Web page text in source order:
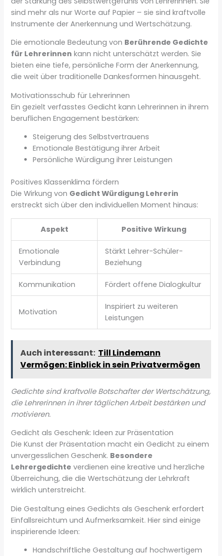
sind mehr als nur Worte auf Papier – sie sind kraftvolle
Instrumente der Anerkennung und Wertschätzung.
Die emotionale Bedeutung von Berührende Gedichte
für Lehrerinnen kann nicht unterschätzt werden. Sie
bieten eine tiefe, persönliche Form der Anerkennung,
die weit über traditionelle Dankesformen hinausgeht.
Motivationsschub für Lehrerinnen
Ein gezielt verfasstes Gedicht kann Lehrerinnen in ihrem
beruflichen Engagement bestärken:
Steigerung des Selbstvertrauens
Emotionale Bestätigung ihrer Arbeit
Persönliche Würdigung ihrer Leistungen
Positives Klassenklima fördern
Die Wirkung von Gedicht Würdigung Lehrerin
erstreckt sich über den individuellen Moment hinaus:
Aspekt Positive Wirkung
Emotionale
Verbindung
Stärkt Lehrer-Schüler-
Beziehung
Kommunikation Fördert offene Dialogkultur
Motivation
Inspiriert zu weiteren
Leistungen
Auch interessant: Till Lindemann
Vermögen: Einblick in sein Privatvermögen
Gedichte sind kraftvolle Botschafter der Wertschätzung,
die Lehrerinnen in ihrer täglichen Arbeit bestärken und
motivieren.
Gedicht als Geschenk: Ideen zur Präsentation
Die Kunst der Präsentation macht ein Gedicht zu einem
unvergesslichen Geschenk. Besondere
Lehrergedichte verdienen eine kreative und herzliche
Überreichung, die die Wertschätzung der Lehrkraft
wirklich unterstreicht.
Die Gestaltung eines Gedichts als Geschenk erfordert
Einfallsreichtum und Aufmerksamkeit. Hier sind einige
inspirierende Ideen:
Handschriftliche Gestaltung auf hochwertigem